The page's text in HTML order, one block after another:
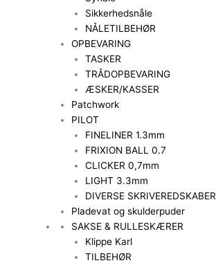
Sikkerhedsnåle
NÅLETILBEHØR
OPBEVARING
TASKER
TRÅDOPBEVARING
ÆSKER/KASSER
Patchwork
PILOT
FINELINER 1.3mm
FRIXION BALL 0.7
CLICKER 0,7mm
LIGHT 3.3mm
DIVERSE SKRIVEREDSKABER
Pladevat og skulderpuder
SAKSE & RULLESKÆRER
Klippe Karl
TILBEHØR